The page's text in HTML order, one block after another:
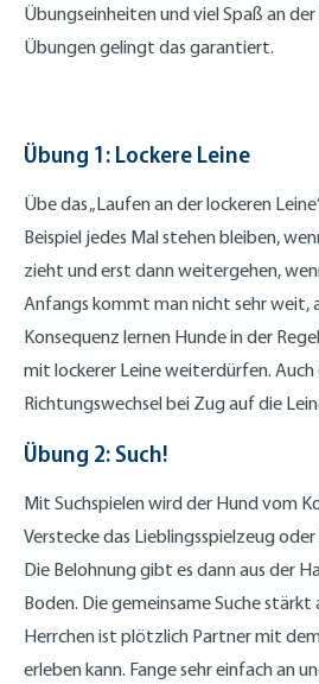
Übungseinheiten und viel Spaß an
Übungen gelingt das garantiert.
Übung 1: Lockere Leine
Übe das „Laufen an der lockeren
Beispiel jedes Mal stehen bleiben,
zieht und erst dann weitergehen,
Anfangs kommt man nicht sehr weit,
Konsequenz lernen Hunde in der
mit lockerer Leine weiterdürfen.
Richtungswechsel bei Zug auf die
Übung 2: Such!
Mit Suchspielen wird der Hund vom
Verstecke das Lieblingsspielzeug
Die Belohnung gibt es dann aus der
Boden. Die gemeinsame Suche stärkt
Herrchen ist plötzlich Partner mit
erleben kann. Fange sehr einfach an